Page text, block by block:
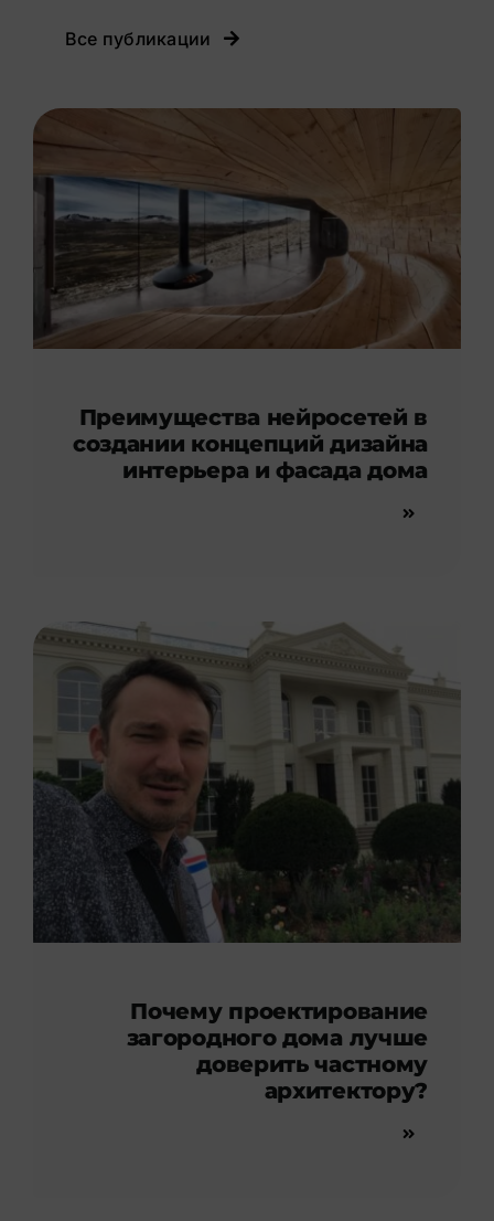
Все публикации
Преимущества нейросетей в
создании концепций дизайна
интерьера и фасада дома
Почему проектирование
загородного дома лучше
доверить частному
архитектору?